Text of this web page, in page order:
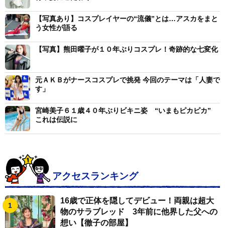
スで『鬼滅の刃』の禰豆子をやったので、それもちょっ
とやろうかなと思います」と話した。
今年はコスプレ以外のグラビアでも大活躍。両者の違
いを「コスプレの時は、どちらかというと私が撮っても
らいたいイメージがあるので、カメラマンさんに指示し
て自分の意見を言うけど、グラビアの時は購買層が男性
メーンだと思うので、男性目線は分からないのでカメラ
マンさんにお任せする部分が多かった」と説明した。そ
の上で、グラビア作品となった今作については「もちろ
来年の目標については、「１２月にソロＣＤを出した
ので、皆さんの前で歌うライブができたらいいな」とア
ピール。さらに「雑誌の表紙を全部自分で埋める『えな
こジャック』もしてみたい」と大きな野望も口にした。
【写真あり】コスプレイヤーの“流儀”とは…アスカをまと
う女性が語る
【写真】熊田曜子が１０年ぶりコスプレ！奇跡的な七変化
元ＡＫＢがナースコスプレで挑発 今回のテーマは「人妻で
す」
宮崎美子６１歳４０年ぶりビキニ姿 “いまもピカピカ”
これは伝説に
アクセスランキング
16歳で正体を隠してデビュー！両親は超大
物のサラブレッド 3年前に他界した父への
想い【徹子の部屋】